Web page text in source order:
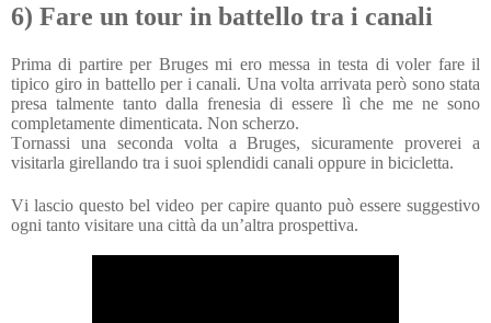
6) Fare un tour in battello tra i canali
Prima di partire per Bruges mi ero messa in testa di voler fare il
tipico giro in battello per i canali. Una volta arrivata però sono stata
presa talmente tanto dalla frenesia di essere lì che me ne sono
completamente dimenticata. Non scherzo.
Tornassi una seconda volta a Bruges, sicuramente proverei a
visitarla girellando tra i suoi splendidi canali oppure in bicicletta.
Vi lascio questo bel video per capire quanto può essere suggestivo
ogni tanto visitare una città da un’altra prospettiva.